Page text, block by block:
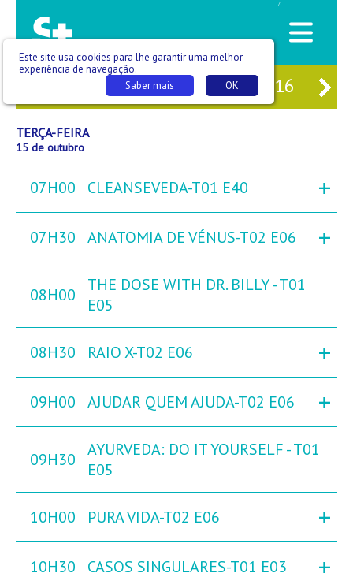
/
14 TER 15 QUA 16
TERÇA-FEIRA
15 de outubro
07H00 CLEANSEVEDA-T01 E40 +
07H30 ANATOMIA DE VÉNUS-T02 E06 +
08H00
THE DOSE WITH DR. BILLY - T01
E05
08H30 RAIO X-T02 E06 +
09H00 AJUDAR QUEM AJUDA-T02 E06 +
09H30
AYURVEDA: DO IT YOURSELF - T01
E05
10H00 PURA VIDA-T02 E06 +
10H30 CASOS SINGULARES-T01 E03 +
Este site usa cookies para lhe garantir uma melhor
experiência de navegação.
OK
Saber mais